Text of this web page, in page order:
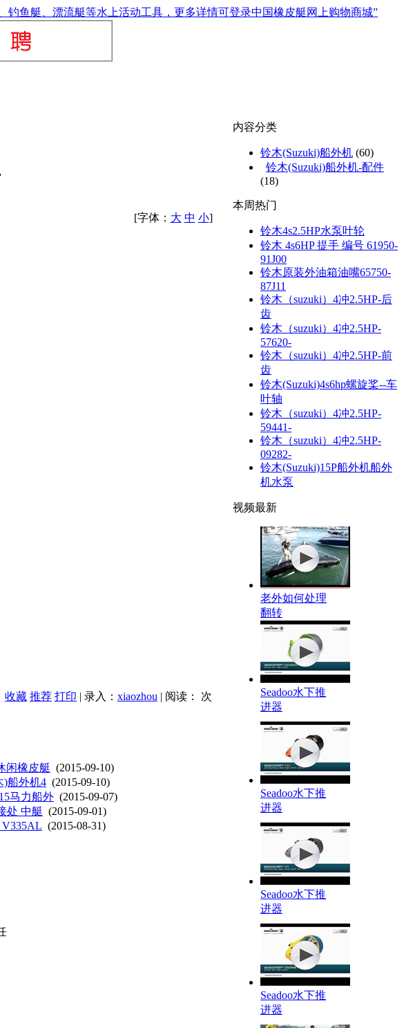
[字体： 大 中 小]
收藏 推荐 打印 | 录入： xiaozhou | 阅读：
次
闲橡皮艇 (2015-09-10)
)船外机4 (2015-09-10)
马力船外 (2015-09-07)
处 中艇 (2015-09-01)
(2015-08-31)
内容分类
铃木(Suzuki)船外机 (60)
铃木(Suzuki)船外机-配件
(18)
本周热门
铃木4s2.5HP水泵叶轮
铃木 4s6HP 提手 编号 61950-
91J00
铃木原装外油箱油嘴65750-
87J11
铃木（suzuki）4冲2.5HP-后
齿
铃木（suzuki）4冲2.5HP-
57620-
铃木（suzuki）4冲2.5HP-前
齿
铃木(Suzuki)4s6hp螺旋桨--车
叶轴
铃木（suzuki）4冲2.5HP-
59441-
铃木（suzuki）4冲2.5HP-
09282-
铃木(Suzuki)15P船外机船外
机水泵
视频最新
老外如何处理
翻转
Seadoo水下推
进器
Seadoo水下推
进器
Seadoo水下推
进器
Seadoo水下推
进器